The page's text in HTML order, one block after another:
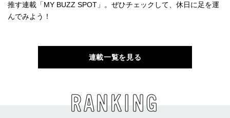
推す連載「MY BUZZ SPOT」。ぜひチェックして、休日に足を運
んでみよう！
連載一覧を見る
RANKING